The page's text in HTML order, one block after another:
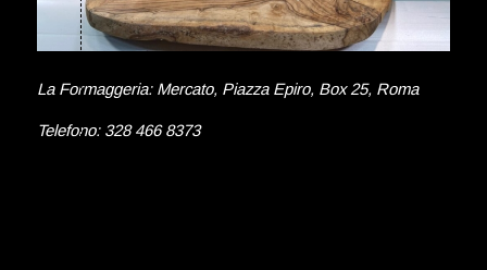
La Formaggeria: Mercato, Piazza Epiro, Box 25, Roma
Telefono: 328 466 8373